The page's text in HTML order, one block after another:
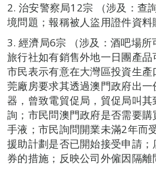
2. 治安警察局12宗 （涉及：查
境問題；報稱被人盜用證件資料
3. 經濟局6宗 （涉及：酒吧場所
旅行社如有銷售外地一日團產品
市民表示有意在大灣區投資生
莞廠房要求其透過澳門政府出
器，曾致電貿促局，貿促局叫
詢；市民問澳門政府是否需要
手液；市民詢問開業未滿2年而
援助計劃是否已開始接受申請
券的措施；反映公司外僱因隔離